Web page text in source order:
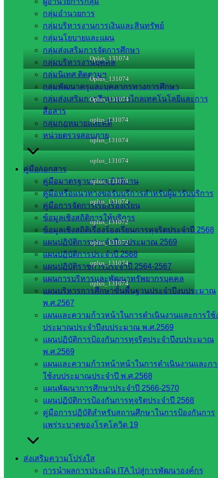
กลุ่มอำนวยการ
กลุ่มบริหารงานการเงินและสินทรัพย์
กลุ่มนโยบายและแผน
กลุ่มส่งเสริมการจัดการศึกษา
กลุ่มบริหารงานบุคคล
กลุ่มนิเทศ ติดตามฯ
กลุ่มพัฒนาครูและบุคลากรทางการศึกษา
กลุ่มส่งเสริมการศึกษาทางไกลเทคโนโลยีและการ
สื่อสาร
กลุ่มกฎหมายและคดี
หน่วยตรวจสอบภาย
คู่มือ/เอกสาร
คู่มือมาตรฐานการปฏิบัติงาน
คู่มือหรือแนวทางขอรับบริการสำหรับผู้มารับบริการ
คู่มือการจัดการเรื่องร้องเรียน
ข้อมูลเชิงสถิติการให้บริการ
ข้อมูลเชิงสถิติเรื่องร้องเรียนการทุจริตประจำปี 2568
แผนปฏิบัติการประจำปีงบประมาณ 2569
แผนปฏิบัติการประจำปี 2568
แผนปฏิบัติราชการประจำปี 2564-2567
แผนการบริหารและพัฒนาทรัพยากรบุคคล
แผนบริหารการศึกษาขั้นพื้นฐานประจำปีงบประมาณ
พ.ศ.2567
แผนและความก้าวหน้าในการดำเนินงานและการใช้
ประมาณประจำปีงบประมาณ พ.ศ.2569
แผนปฏิบัติการป้องกันการทุจริตประจำปีงบประมาณ
พ.ศ.2569
แผนและความก้าวหน้าหน้าในการดำเนินงานและก
ใช้งบประมาณประจำปี พ.ศ.2568
แผนพัฒนาการศึกษาประจำปี 2566-2570
แผนปฏิบัติการป้องกันการทุจริตประจำปี 2568
คู่มือการปฏิบัติสำหรับสถานศึกษาในการป้องกันการ
แพร่ระบาดของโรคโควิด 19
ส่งเสริมความโปร่งใส
การนำผลการประเมิน ITA ไปสู่การพัฒนาองค์กร
เกมส์กีฬา” โดยมี ดร.สามารถ ผ่องศรี ศึกษาธิการจังหวัด
สระแก้ว เป็นประธานในพิธีเปิด
ณ สนามกีฬาองค์การบริหารส่วนจังหวัดสระแก้ว
Oplus_131074
Oplus_131074
Oplus_131074
oplus_131074
oplus_131074
oplus_131074
oplus_131074
oplus_131074
oplus_131072
oplus_131072
oplus_131074
oplus_131074
219
สพป.สระแก้ว เขต 2
งานประชาสัมพันธ์ สพป.สก.2
หน่วยงาน